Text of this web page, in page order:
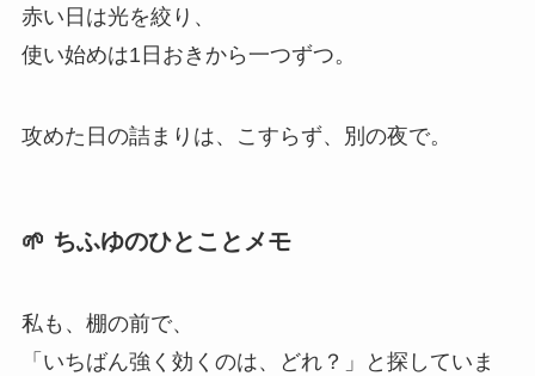
赤い日は光を絞り、
使い始めは1日おきから一つずつ。
攻めた日の詰まりは、こすらず、別の夜で。
🌱 ちふゆのひとことメモ
私も、棚の前で、
「いちばん強く効くのは、どれ？」と探していま